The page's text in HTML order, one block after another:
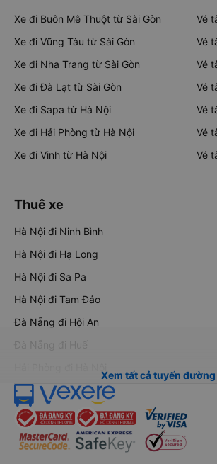
Xe đi Buôn Mê Thuột từ Sài Gòn
Xe đi Vũng Tàu từ Sài Gòn
Xe đi Nha Trang từ Sài Gòn
Xe đi Đà Lạt từ Sài Gòn
Xe đi Sapa từ Hà Nội
Xe đi Hải Phòng từ Hà Nội
Xe đi Vinh từ Hà Nội
Vé
Vé
Vé
Vé
Vé
Vé
Vé
Thuê xe
Hà Nội đi Ninh Bình
Hà Nội đi Hạ Long
Hà Nội đi Sa Pa
Hà Nội đi Tam Đảo
Đà Nẵng đi Hội An
Đà Nẵng đi Huế
Xem tất cả tuyến đường